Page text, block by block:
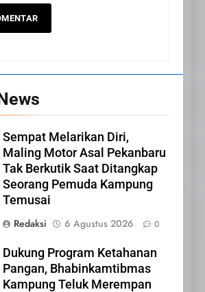
Sempat Melarikan Diri,
Maling Motor Asal Pekanbaru
Tak Berkutik Saat Ditangkap
Seorang Pemuda Kampung
Temusai
Redaksi
6 Agustus 2026 0
Dukung Program Ketahanan
Pangan, Bhabinkamtibmas
Kampung Teluk Merempan
Selamat Hari Kebangkitan
Nasional
IKLAN
Iklan Pemerintah Kabupaten
IKLAN